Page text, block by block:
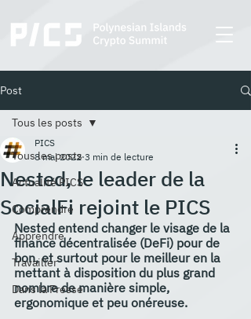
Post
Tous les posts
Actualité PICS
Comprendre
Apprendre
Travailler
Dans la Presse
Tous les posts
Nested, le leader de la
SocialFi rejoint le PICS
PICS
8 mai 2022 3 min de lecture
Nested entend changer le visage de la
finance décentralisée (DeFi) pour de
bon, et surtout pour le meilleur en la
mettant à disposition du plus grand
nombre de manière simple,
ergonomique et peu onéreuse.